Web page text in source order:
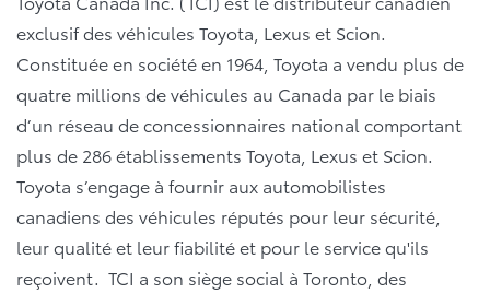
exclusif des véhicules Toyota, Lexus et Scion.
Constituée en société en 1964, Toyota a vendu plus de
quatre millions de véhicules au Canada par le biais
d’un réseau de concessionnaires national comportant
plus de 286 établissements Toyota, Lexus et Scion.
Toyota s’engage à fournir aux automobilistes
canadiens des véhicules réputés pour leur sécurité,
leur qualité et leur fiabilité et pour le service qu'ils
reçoivent. TCI a son siège social à Toronto, des